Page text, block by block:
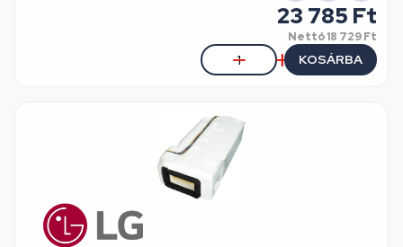
23 785 Ft
Nettó18 729 Ft
KOSÁRBA